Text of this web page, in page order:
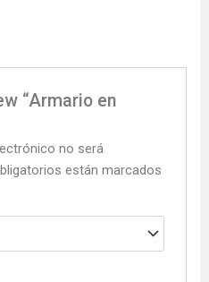
“Armario en
no será
están marcados